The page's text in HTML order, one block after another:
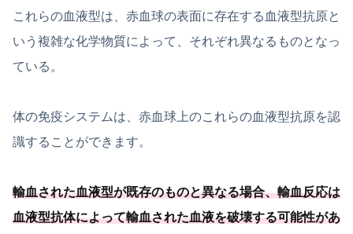
これらの血液型は、赤血球の表面に存在する血液型抗原と
いう複雑な化学物質によって、それぞれ異なるものとなっ
ている。
体の免疫システムは、赤血球上のこれらの血液型抗原を認
識することができます。
輸血された血液型が既存のものと異なる場合、輸血反応は
血液型抗体によって輸血された血液を破壊する可能性があ